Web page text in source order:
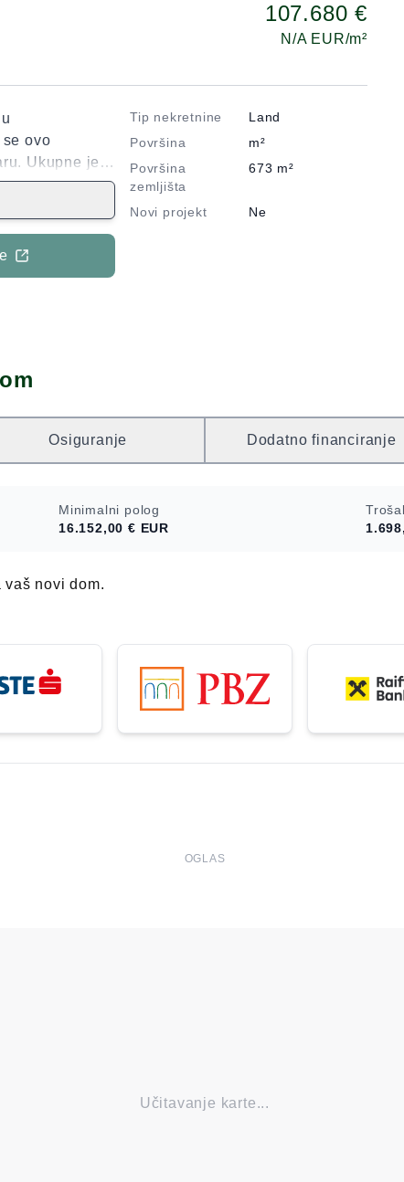
107.680 €
N/A EUR/m²
ovo
Ukupne je
obiteljske
glavnoj
Tip nekretnine
Land
Površina
m²
Površina
zemljišta
673 m²
Novi projekt Ne
Osiguranje Dodatno financiranje
Minimalni polog
16.152,00 € EUR
novi dom.
OGLAS
Učitavanje karte...